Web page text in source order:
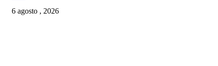
6 agosto , 2026